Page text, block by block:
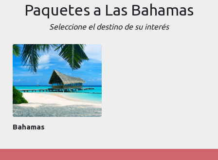
Paquetes a Las Bahamas
Seleccione el destino de su interés
Bahamas